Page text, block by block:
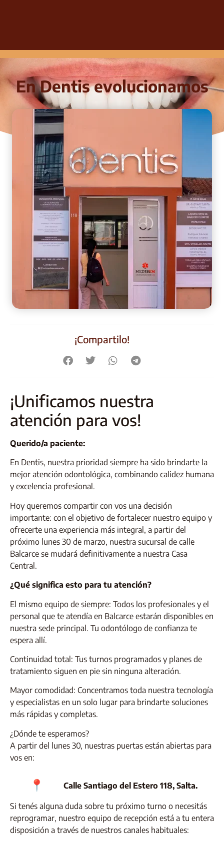
En Dentis evolucionamos
¡Compartilo!
¡Unificamos nuestra
atención para vos!
Querido/a paciente:
En Dentis, nuestra prioridad siempre ha sido brindarte la
mejor atención odontológica, combinando calidez humana
y excelencia profesional.
Hoy queremos compartir con vos una decisión
importante: con el objetivo de fortalecer nuestro equipo y
ofrecerte una experiencia más integral, a partir del
próximo lunes 30 de marzo, nuestra sucursal de calle
Balcarce se mudará definitivamente a nuestra Casa
Central.
¿Qué significa esto para tu atención?
El mismo equipo de siempre: Todos los profesionales y el
personal que te atendía en Balcarce estarán disponibles en
nuestra sede principal. Tu odontólogo de confianza te
espera allí.
Continuidad total: Tus turnos programados y planes de
tratamiento siguen en pie sin ninguna alteración.
Mayor comodidad: Concentramos toda nuestra tecnología
y especialistas en un solo lugar para brindarte soluciones
más rápidas y completas.
¿Dónde te esperamos?
A partir del lunes 30, nuestras puertas están abiertas para
vos en:
Calle Santiago del Estero 118, Salta.
Si tenés alguna duda sobre tu próximo turno o necesitás
reprogramar, nuestro equipo de recepción está a tu entera
disposición a través de nuestros canales habituales: